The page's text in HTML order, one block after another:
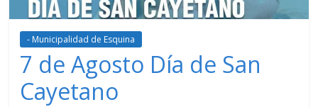
- Municipalidad de Esquina
7 de Agosto Día de San
Cayetano